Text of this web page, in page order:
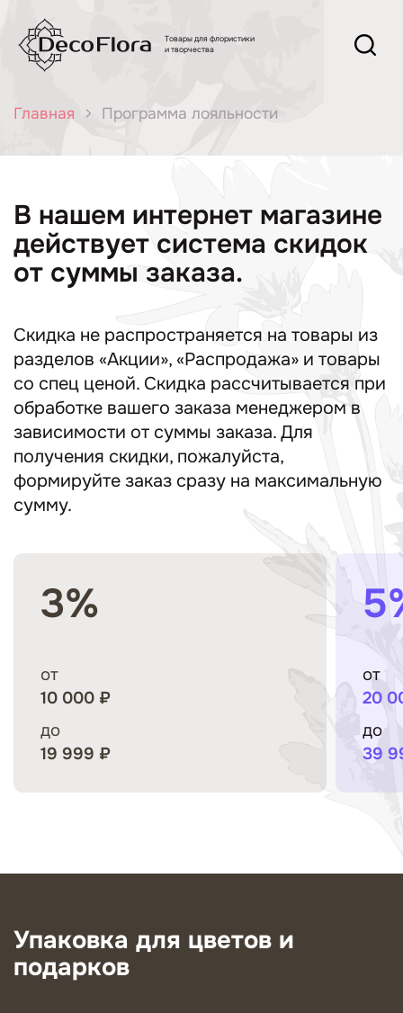
Товары для флористики
и творчества
Главная Программа лояльности
В нашем интернет магазине
действует система скидок
от суммы заказа.
Скидка не распространяется на товары из
разделов «Акции», «Распродажа» и товары
со спец ценой. Скидка рассчитывается при
обработке вашего заказа менеджером в
зависимости от суммы заказа. Для
получения скидки, пожалуйста,
формируйте заказ сразу на максимальную
сумму.
3%
от
10 000 ₽
до
19 999 ₽
от
20
до
39
Упаковка для цветов и
подарков